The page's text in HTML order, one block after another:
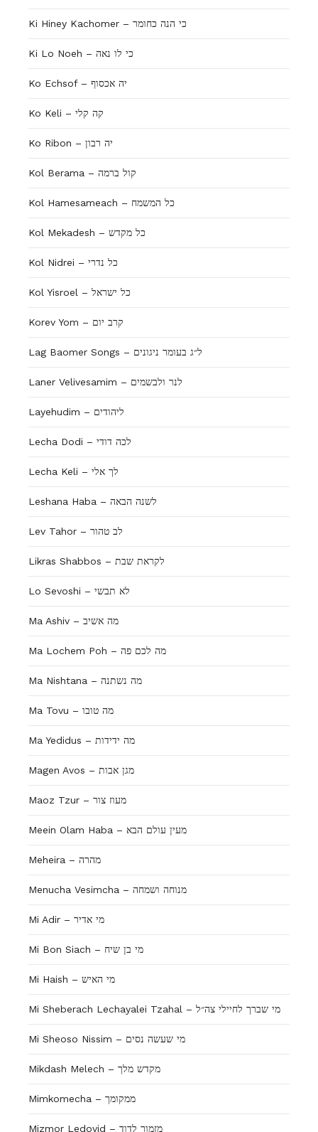
Ki Hiney Kachomer – כי הנה כחומר
Ki Lo Noeh – כי לו נאה
Ko Echsof – יה אכסוף
Ko Keli – קה קלי
Ko Ribon – יה רבון
Kol Berama – קול ברמה
Kol Hamesameach – כל המשמח
Kol Mekadesh – כל מקדש
Kol Nidrei – כל נדרי
Kol Yisroel – כל ישראל
Korev Yom – קרב יום
Lag Baomer Songs – ל״ג בעומר ניגונים
Laner Velivesamim – לנר ולבשמים
Layehudim – ליהודים
Lecha Dodi – לכה דודי
Lecha Keli – לך אלי
Leshana Haba – לשנה הבאה
Lev Tahor – לב טהור
Likras Shabbos – לקראת שבת
Lo Sevoshi – לא תבשי
Ma Ashiv – מה אשיב
Ma Lochem Poh – מה לכם פה
Ma Nishtana – מה נשתנה
Ma Tovu – מה טובו
Ma Yedidus – מה ידידות
Magen Avos – מגן אבות
Maoz Tzur – מעוז צור
Meein Olam Haba – מעין עולם הבא
Meheira – מהרה
Menucha Vesimcha – מנוחה ושמחה
Mi Adir – מי אדיר
Mi Bon Siach – מי בן שיח
Mi Haish – מי האיש
Mi Sheberach Lechayalei Tzahal – מי שברך לחיילי צה״ל
Mi Sheoso Nissim – מי שעשה נסים
Mikdash Melech – מקדש מלך
Mimkomecha – ממקומך
Mizmor Ledovid – מזמור לדוד